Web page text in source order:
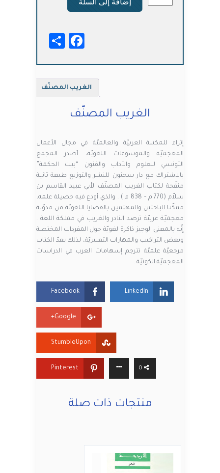
Facebook
الغريب المصنّف
الغريب المصنّف
إثراء للمكتبة العربيّة والعالميّة في مجال الأعمال
المعجميّة والموسوعات اللغويّة، أصدر المجمع
التونسي للعلوم والآداب والفنون “بيت الحكمة”
بالاشتراك مع دار سحنون للنشر والتوزيع طبعة ثانية
منقّحة لكتاب الغريب المصنّف لأبي عبيد القاسم بن
سلاّم (770 م – 838 م ) . والذي أودع فيه حصيلة علمه،
ممكّنا الباحثين والمهتمين بالقضايا اللغويّة من مدوّنة
معجميّة عربيّة ترصد النادر والغريب في مملكة اللغة .
إنّه بالمعنى الوجيز ذاكرة لغويّة حول المفردات المختصة
وبعض التراكيب والمهارات التعبيريّة، لذلك يعدّ الكتاب
مرجعيّة علميّة تترجم إسهامات العرب في الدراسات
المعجميّة الكونيّة .
Facebook LinkedIn
Google+
StumbleUpon
Pinterest 0
منتجات ذات صلة